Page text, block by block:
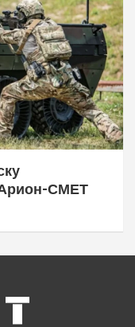
Арион-СМЕТ